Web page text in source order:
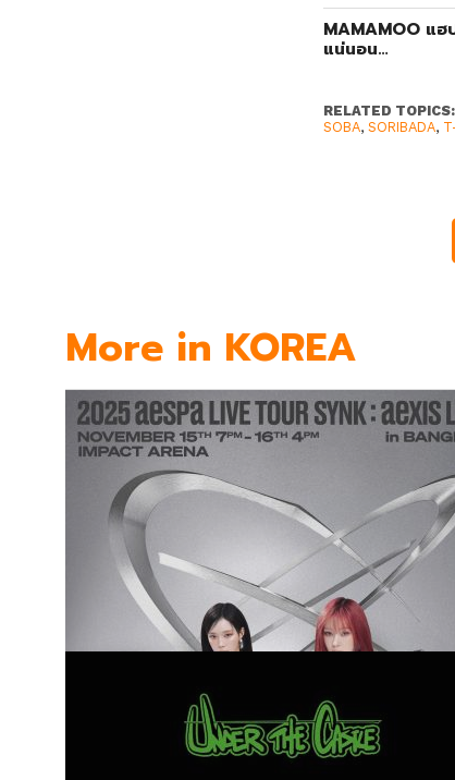
MAMAMOO แ
แน่นอน…
RELATED TOPICS:
SOBA,SORIBADA,
More in KOREA